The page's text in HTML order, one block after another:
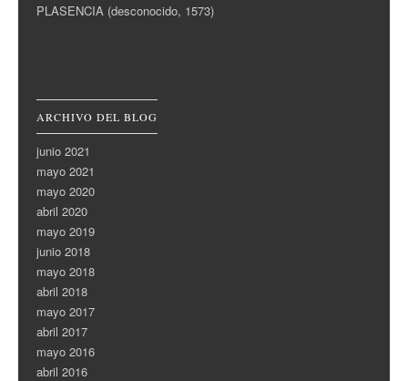
PLASENCIA (desconocido, 1573)
ARCHIVO DEL BLOG
junio 2021
mayo 2021
mayo 2020
abril 2020
mayo 2019
junio 2018
mayo 2018
abril 2018
mayo 2017
abril 2017
mayo 2016
abril 2016